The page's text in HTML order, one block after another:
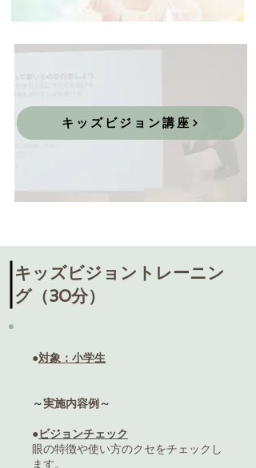
キッズビジョン講座
キッズビジョントレーニン
グ（30分）
●対象：小学生
～実施内容例～
●ビジョンチェック
眼の特徴や使い方のクセをチェックし
ます。